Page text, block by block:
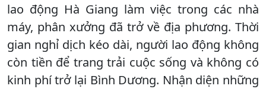
lao động Hà Giang làm việc trong các nhà
máy, phân xưởng đã trở về địa phương. Thời
gian nghỉ dịch kéo dài, người lao động không
còn tiền để trang trải cuộc sống và không có
kinh phí trở lại Bình Dương. Nhận diện những